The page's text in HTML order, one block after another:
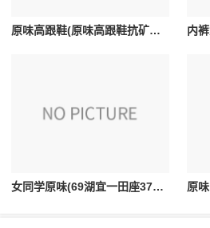
原味高跟鞋(原味高跟鞋抗矿是味矿有味道吗)
女同学原味(69湖宜一田座37345800047这是我女同学发给我的。我不知道什么意思。求解。我叫顾鑫)